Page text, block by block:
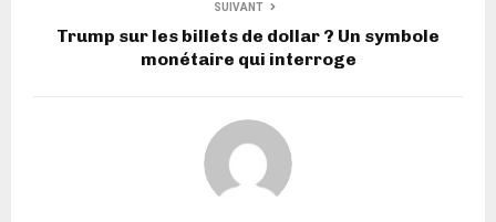
SUIVANT
Trump sur les billets de dollar ? Un symbole
monétaire qui interroge